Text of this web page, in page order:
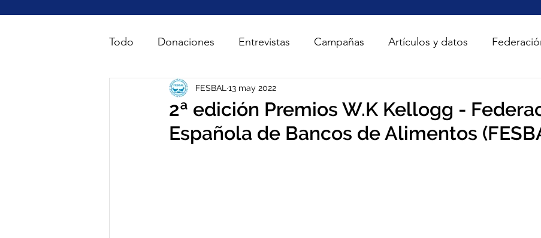
Todo Donaciones Entrevistas Campañas Artículos y datos
Gran Recogida de Alimentos
2ª edición Premios W.K Kellogg -
Española de Bancos de Alimentos
FESBAL 13 may 2022